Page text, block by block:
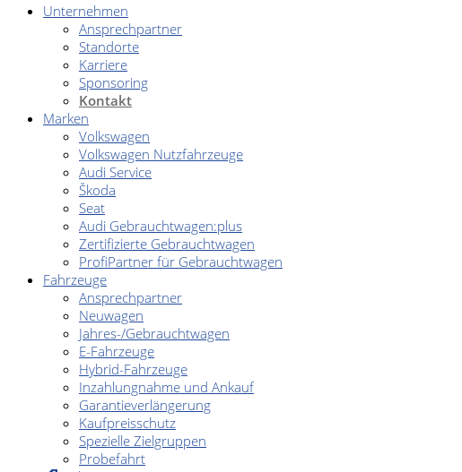
Unternehmen
Ansprechpartner
Standorte
Karriere
Sponsoring
Kontakt
Marken
Volkswagen
Volkswagen Nutzfahrzeuge
Audi Service
Škoda
Seat
Audi Gebrauchtwagen:plus
Zertifizierte Gebrauchtwagen
ProfiPartner für Gebrauchtwagen
Fahrzeuge
Ansprechpartner
Neuwagen
Jahres-/Gebrauchtwagen
E-Fahrzeuge
Hybrid-Fahrzeuge
Inzahlungnahme und Ankauf
Garantieverlängerung
Kaufpreisschutz
Spezielle Zielgruppen
Probefahrt